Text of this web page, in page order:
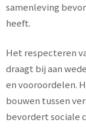
samenleving
heeft.
Het respecteren
draagt bij aan
en vooroordelen.
bouwen tussen
bevordert sociale